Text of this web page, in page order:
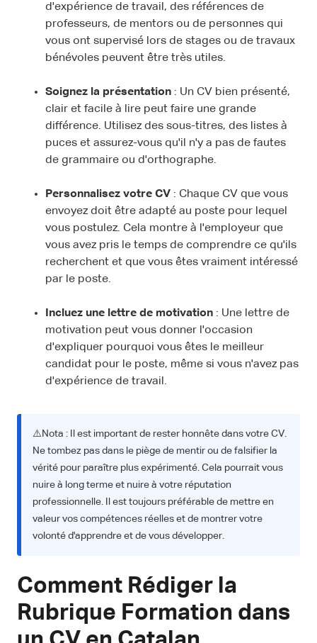
d'expérience de travail, des références de
professeurs, de mentors ou de personnes qui
vous ont supervisé lors de stages ou de travaux
bénévoles peuvent être très utiles.
Soignez la présentation : Un CV bien présenté,
clair et facile à lire peut faire une grande
différence. Utilisez des sous-titres, des listes à
puces et assurez-vous qu'il n'y a pas de fautes
de grammaire ou d'orthographe.
Personnalisez votre CV : Chaque CV que vous
envoyez doit être adapté au poste pour lequel
vous postulez. Cela montre à l'employeur que
vous avez pris le temps de comprendre ce qu'ils
recherchent et que vous êtes vraiment intéressé
par le poste.
Incluez une lettre de motivation : Une lettre de
motivation peut vous donner l'occasion
d'expliquer pourquoi vous êtes le meilleur
candidat pour le poste, même si vous n'avez pas
d'expérience de travail.
⚠️Nota : Il est important de rester honnête dans votre CV.
Ne tombez pas dans le piège de mentir ou de falsifier la
vérité pour paraître plus expérimenté. Cela pourrait vous
nuire à long terme et nuire à votre réputation
professionnelle. Il est toujours préférable de mettre en
valeur vos compétences réelles et de montrer votre
volonté d'apprendre et de vous développer.
Comment Rédiger la
Rubrique Formation dans